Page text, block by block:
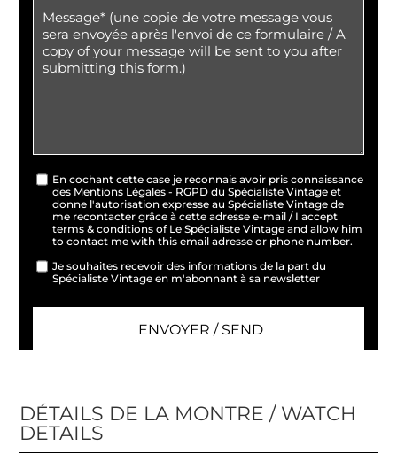
En cochant cette case je reconnais avoir pris connaissance
des Mentions Légales - RGPD du Spécialiste Vintage et
donne l'autorisation expresse au Spécialiste Vintage de
me recontacter grâce à cette adresse e-mail / I accept
terms & conditions of Le Spécialiste Vintage and allow him
to contact me with this email adresse or phone number.
Je souhaites recevoir des informations de la part du
Spécialiste Vintage en m'abonnant à sa newsletter
DÉTAILS DE LA MONTRE / WATCH
DETAILS